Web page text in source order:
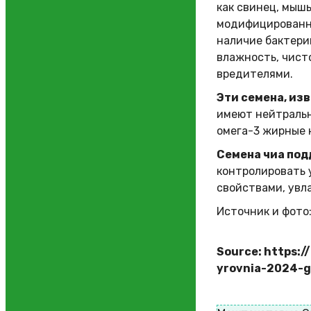
как свинец,
наличие
влажность,
вредителями.
Эти семена,
имеют
омега-3 жирные
Семена чиа
свойствами,
Источник и
Source:
yrovnia-2024-